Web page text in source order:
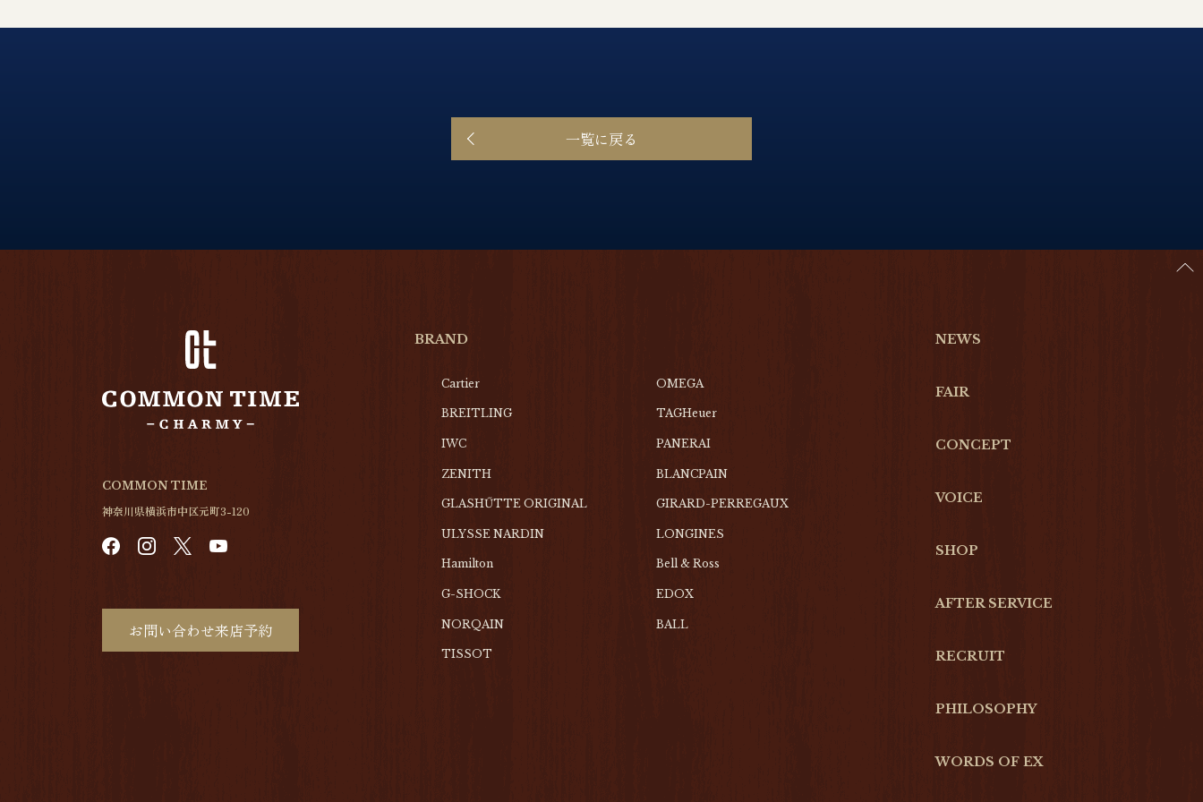
一覧に戻る
NEWS
FAIR
CONCEPT
BRAND
Cartier OMEGA
BREITLING TAGHeuer
IWC PANERAI
ZENITH BLANCPAIN
GLASHŰTTE ORIGINAL GIRARD-PERREGAUX
ULYSSE NARDIN LONGINES
Hamilton Bell & Ross
G-SHOCK EDOX
NORQAIN BALL
TISSOT
VOICE
SHOP
AFTER SERVICE
RECRUIT
PHILOSOPHY
WORDS OF EX
COMMON TIME
神奈川県横浜市中区元町3-120
お問い合わせ来店予約